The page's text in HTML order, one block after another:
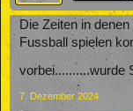
Die Zeiten in
Fussball spielen
vorbei..........wurde
7. Dezember 2024